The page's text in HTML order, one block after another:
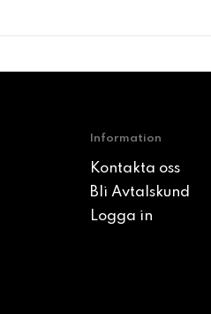
Information
Kontakta oss
Bli Avtalskund
Logga in